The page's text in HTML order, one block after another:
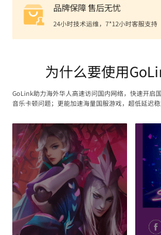
品牌保障 售后无忧
24小时技术运维，7*12小时客服支持
为什么要使用
GoLink助力海外华人高速访问国内网络，快速开启
音乐卡顿问题；更能加速海量国服游戏，超低延迟稳